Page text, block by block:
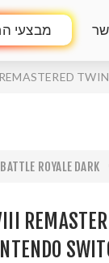
מבצעי
ROYALE DARK...